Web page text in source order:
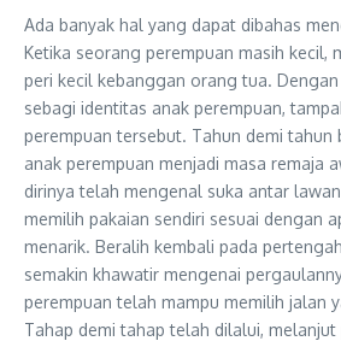
Ada banyak hal yang dapat dibahas
Ketika seorang perempuan masih kecil,
peri kecil kebanggan orang tua.
sebagi identitas anak perempuan,
perempuan tersebut. Tahun demi tahun
anak perempuan menjadi masa remaja
dirinya telah mengenal suka antar
memilih pakaian sendiri sesuai dengan
menarik. Beralih kembali pada
semakin khawatir mengenai
perempuan telah mampu memilih jalan
Tahap demi tahap telah dilalui,